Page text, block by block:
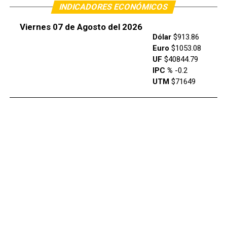
INDICADORES ECONÓMICOS
Viernes 07 de Agosto del 2026
Dólar$913.86
Euro $1053.08
UF $40844.79
IPC % -0.2
UTM$71649